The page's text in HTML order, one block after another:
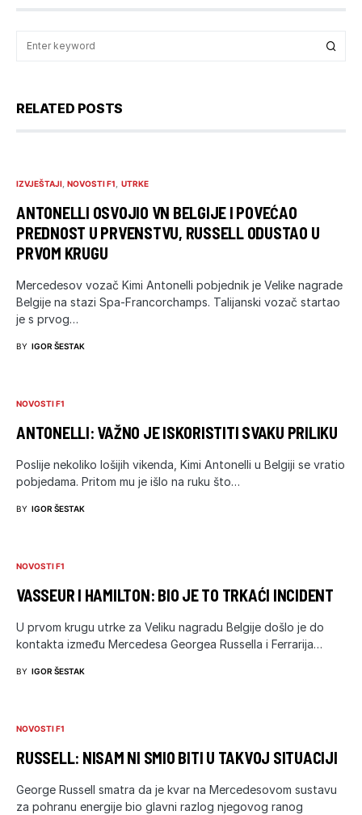
RELATED POSTS
IZVJEŠTAJI NOVOSTI F1 UTRKE
ANTONELLI OSVOJIO VN BELGIJE I POVEĆAO
PREDNOST U PRVENSTVU, RUSSELL ODUSTAO U
PRVOM KRUGU
Mercedesov vozač Kimi Antonelli pobjednik je Velike nagrade
Belgije na stazi Spa-Francorchamps. Talijanski vozač startao
je s prvog…
BY IGOR ŠESTAK
NOVOSTI F1
ANTONELLI: VAŽNO JE ISKORISTITI SVAKU PRILIKU
Poslije nekoliko lošijih vikenda, Kimi Antonelli u Belgiji se vratio
pobjedama. Pritom mu je išlo na ruku što…
BY IGOR ŠESTAK
NOVOSTI F1
VASSEUR I HAMILTON: BIO JE TO TRKAĆI INCIDENT
U prvom krugu utrke za Veliku nagradu Belgije došlo je do
kontakta između Mercedesa Georgea Russella i Ferrarija…
BY IGOR ŠESTAK
NOVOSTI F1
RUSSELL: NISAM NI SMIO BITI U TAKVOJ SITUACIJI
George Russell smatra da je kvar na Mercedesovom sustavu
za pohranu energije bio glavni razlog njegovog ranog